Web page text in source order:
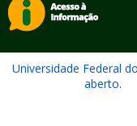
Universidade Federal
aberto.